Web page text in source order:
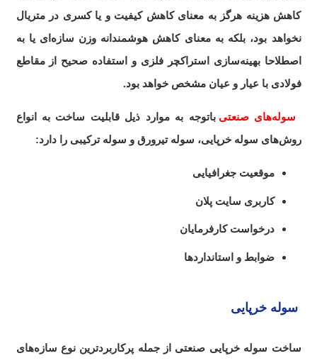
کاهش هزینه هرگز به معنای کاهش کیفیت و یا کسری در متریال
نخواهد بود، بلکه به معنای کاهش هوشمندانه وزن سازه‌ای یا به
اصطلاحا بهینه‌سازی استراکچر فلزی و استفاده صحیح از مقاطع
فولادی با عیار و عیان مشخص خواهد بود.
سوله‌های صنعتی باتوجه به موارد ذیل قابلیت ساخت به انواع
روش‌های سوله خرپایی، سوله تیرورق و سوله ترکیبی را دارد:
موقعیت جغرافیایی
کاربری سایت پلان
درخواست کارفرمایان
ضوابط و استانداردها
سوله خرپایی
ساخت سوله خرپایی صنعتی از جمله پرکاربردترین نوع سازه‌های